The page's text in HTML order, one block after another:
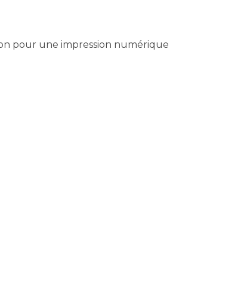
pour une impression numérique